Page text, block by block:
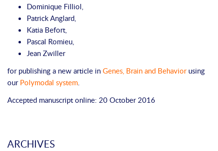
Dominique Filliol,
Patrick Anglard,
Katia Befort,
Pascal Romieu,
Jean Zwiller
for publishing a new article in Genes, Brain and Behaviorusing
our Polymodal system.
Accepted manuscript online: 20 October 2016
ARCHIVES